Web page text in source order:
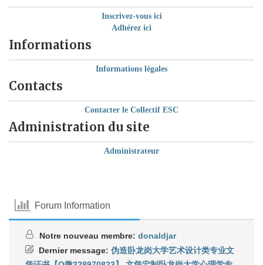
Inscrivez-vous ici
Adhérez ici
Informations
Informations légales
Contacts
Contacter le Collectif ESC
Administration du site
Administrateur
Forum Information
Notre nouveau membre: donaldjar
Dernier message: 伪造卧龙岗大学艺术设计类专业文